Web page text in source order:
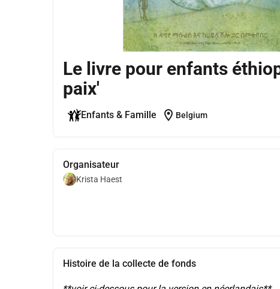
Le livre pour enfants
paix'
Enfants & Famille location_on Belgium
Organisateur
Krista Haest
Histoire de la collecte de fonds